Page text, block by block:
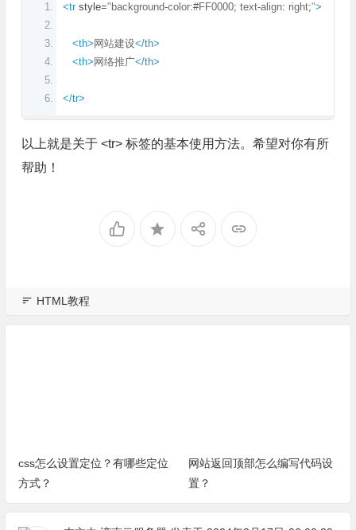
<tr style=" background-color:#FF0000; text-align: right;">
<th> 网站建设</th>
<th> 网络推广</th>
</tr>
以上就是关于 <tr> 标签的基本使用方法。希望对你有所
帮助！
HTML教程
css怎么设置定位？有哪些定位
方式？
网站返回顶部怎么编写代码设
置？